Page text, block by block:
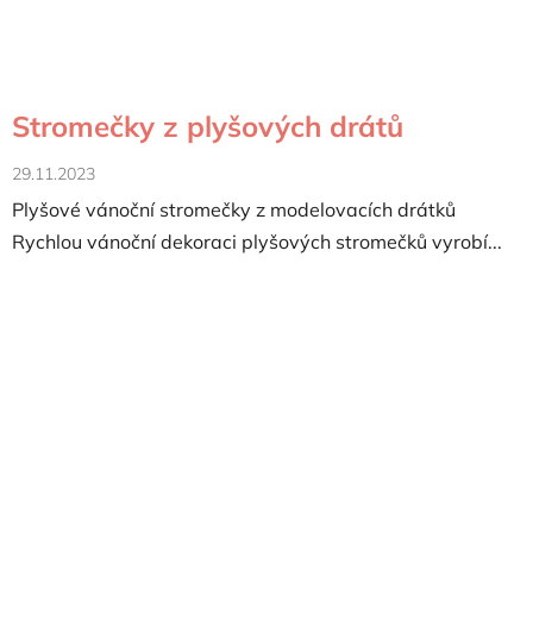
Stromečky z plyšových drátů
29.11.2023
Plyšové vánoční stromečky z modelovacích drátků
Rychlou vánoční dekoraci plyšových stromečků vyrobí...